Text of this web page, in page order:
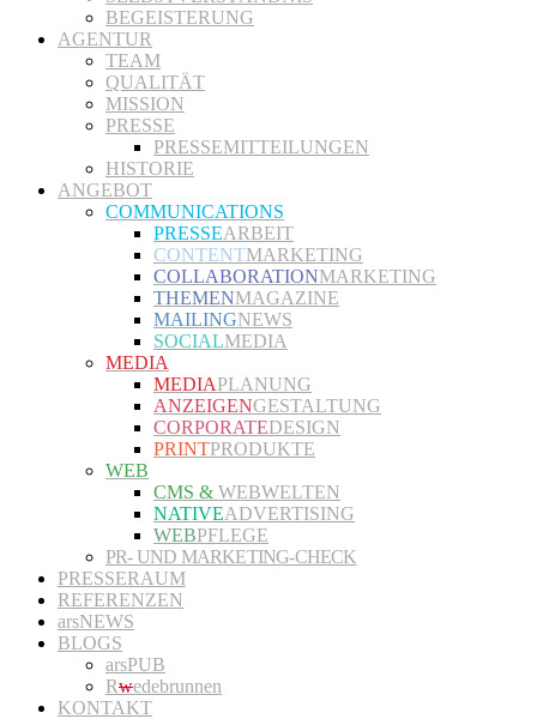
BEGEISTERUNG
AGENTUR
TEAM
QUALITÄT
MISSION
PRESSE
PRESSEMITTEILUNGEN
HISTORIE
ANGEBOT
COMMUNICATIONS
PRESSEARBEIT
CONTENTMARKETING
COLLABORATIONMARKETING
THEMENMAGAZINE
MAILINGNEWS
SOCIALMEDIA
MEDIA
MEDIAPLANUNG
ANZEIGENGESTALTUNG
CORPORATEDESIGN
PRINTPRODUKTE
WEB
CMS & WEBWELTEN
NATIVEADVERTISING
WEBPFLEGE
PR- UND MARKETING-CHECK
PRESSERAUM
REFERENZEN
arsNEWS
BLOGS
arsPUB
Rwedebrunnen
KONTAKT